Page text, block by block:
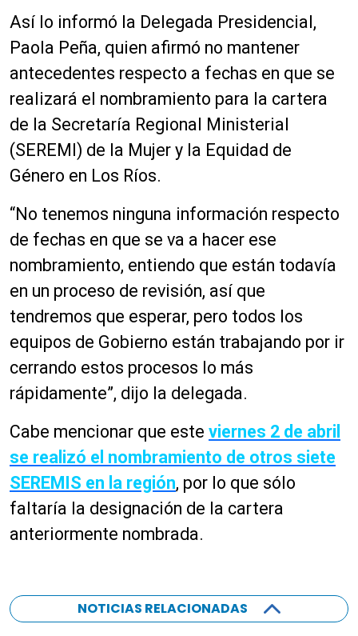
Así lo informó la Delegada Presidencial,
Paola Peña, quien afirmó no mantener
antecedentes respecto a fechas en que se
realizará el nombramiento para la cartera
de la Secretaría Regional Ministerial
(SEREMI) de la Mujer y la Equidad de
Género en Los Ríos.
“No tenemos ninguna información respecto
de fechas en que se va a hacer ese
nombramiento, entiendo que están todavía
en un proceso de revisión, así que
tendremos que esperar, pero todos los
equipos de Gobierno están trabajando por ir
cerrando estos procesos lo más
rápidamente”, dijo la delegada.
Cabe mencionar que este viernes 2 de abril
se realizó el nombramiento de otros siete
SEREMIS en la región, por lo que sólo
faltaría la designación de la cartera
anteriormente nombrada.
NOTICIAS RELACIONADAS